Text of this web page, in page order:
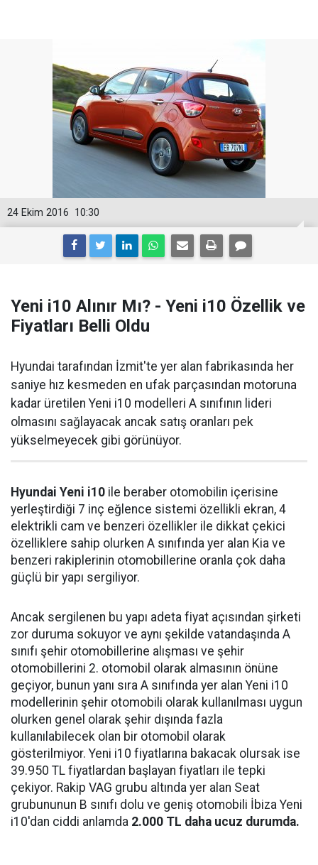
10:30
24 Ekim 2016
Yeni i10 Alınır Mı? - Yeni i10 Özellik ve
Fiyatları Belli Oldu
Hyundai tarafından İzmit'te yer alan fabrikasında her
saniye hız kesmeden en ufak parçasından motoruna
kadar üretilen Yeni i10 modelleri A sınıfının lideri
olmasını sağlayacak ancak satış oranları pek
yükselmeyecek gibi görünüyor.
Hyundai Yeni i10 ile beraber otomobilin içerisine
yerleştirdiği 7 inç eğlence sistemi özellikli ekran, 4
elektrikli cam ve benzeri özellikler ile dikkat çekici
özelliklere sahip olurken A sınıfında yer alan Kia ve
benzeri rakiplerinin otomobillerine oranla çok daha
güçlü bir yapı sergiliyor.
Ancak sergilenen bu yapı adeta fiyat açısından şirketi
zor duruma sokuyor ve aynı şekilde vatandaşında A
sınıfı şehir otomobillerine alışması ve şehir
otomobillerini 2. otomobil olarak almasının önüne
geçiyor, bunun yanı sıra A sınıfında yer alan Yeni i10
modellerinin şehir otomobili olarak kullanılması uygun
olurken genel olarak şehir dışında fazla
kullanılabilecek olan bir otomobil olarak
gösterilmiyor. Yeni i10 fiyatlarına bakacak olursak ise
39.950 TL fiyatlardan başlayan fiyatları ile tepki
çekiyor. Rakip VAG grubu altında yer alan Seat
grubununun B sınıfı dolu ve geniş otomobili İbiza Yeni
i10'dan ciddi anlamda 2.000 TL daha ucuz durumda.